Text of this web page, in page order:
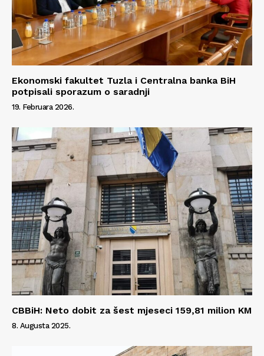
Info
O nama
Kontakt
Impressum
Ekonomski fakultet Tuzla i Centralna banka BiH
potpisali sporazum o saradnji
19. Februara 2026.
CBBiH: Neto dobit za šest mjeseci 159,81 milion KM
8. Augusta 2025.